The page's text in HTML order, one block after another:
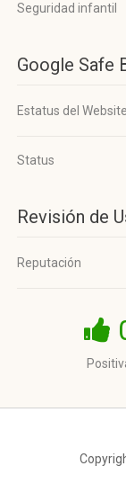
Seguridad infantil
Google Safe
Estatus del Website
Status
Revisión de
Reputación